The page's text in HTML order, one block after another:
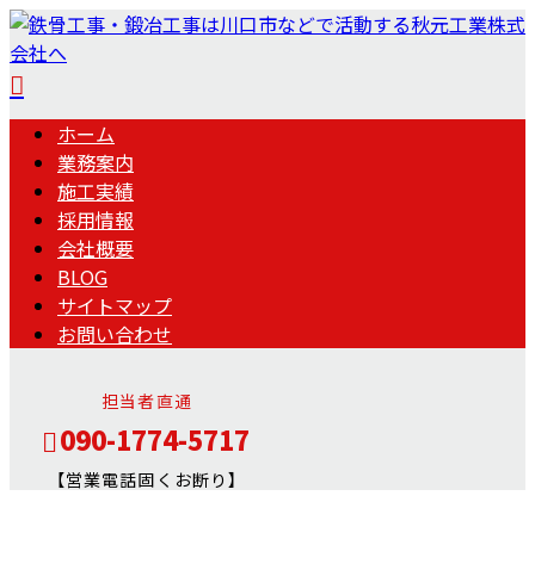
ホーム
業務案内
施工実績
採用情報
会社概要
BLOG
サイトマップ
お問い合わせ
担当者直通
090-1774-5717
【営業電話固くお断り】